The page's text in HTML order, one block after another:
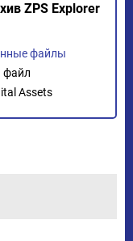
ZPS Explorer
файлы
файл
Assets